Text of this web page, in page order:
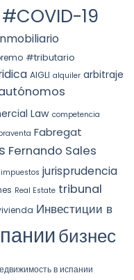
#COVID-19
#tributario
AIGLI alquiler arbitraje
Law competencia
Fabregat
Fernando Sales
impuestos jurisprudencia
Real Estate tribunal
Инвестиции в
бизнес
в испании